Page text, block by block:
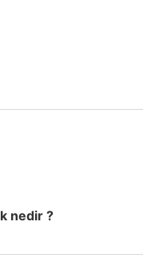
nedir ?